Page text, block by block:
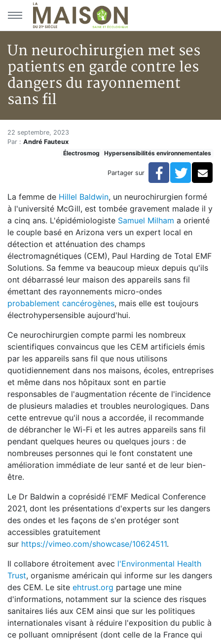
Aller au menu principal
Aller au contenu principal
Un neurochirurgien met ses
patients en garde contre les
dangers du rayonnement
sans fil
Accueil
Articles
Un neurochirurgien met ses patients en garde
Un neurochirurgien met ses
22 septembre, 2023
Par : André Fauteux
Électrosmog
Hypersensibilités environnementales
Partager sur Facebook
La femme de Hillel Baldwin, un neurochirurgien formé
à l'université McGill, est tombée gravement malade il y
a cinq ans. L'épidémiologiste Samuel Milham a orienté
le couple basé en Arizona vers un expert local en
détection et atténuation des champs
électromagnétiques (CEM), Paul Harding de Total EMF
Solutions. Sa femme va beaucoup mieux depuis qu'ils
ont débarrassé leur maison des appareils sans fil
émettant des rayonnements micro-ondes
probablement cancérogènes, mais elle est toujours
électrohypersensible aujourd'hui.
Ce neurochirurgien compte parmi les nombreux
scientifiques convaincus que les CEM artificiels émis
par les appareils sans fil que nous utilisons
quotidiennement dans nos maisons, écoles, entreprises
et même dans nos hôpitaux sont en partie
responsables de l'augmentation récente de l'incidence
de plusieurs maladies et troubles neurologiques. Dans
cette entrevue qu'il nous a accordée, il recommande
de débrancher le Wi-Fi et les autres appareils sans fil
pendant quelques heures ou quelques jours : de
nombreuses personnes qui le font constatent une
amélioration immédiate de leur santé et de leur bien-
être.
Le Dr Baldwin a coprésidé l'EMF Medical Conference
2021, dont les présentations d'experts sur les dangers
des ondes et les façons de s'en protéger sont
accessibles gratuitement
sur https://vimeo.com/showcase/10624511.
Il collabore étroitement avec l'Environmental Health
Trust, organisme américain qui informe sur les dangers
des CEM. Le site ehtrust.org partage une mine
d'informations, notamment sur la science des risques
sanitaires liés aux CEM ainsi que sur les politiques
internationales visant à réduire l'exposition du public à
ce polluant omniprésent (dont celle de la France qui